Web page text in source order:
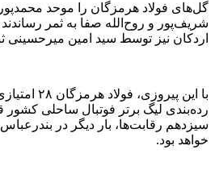
شریف‌پور و روح‌الله صفا به ثمر
اردکان نیز توسط سید امین میرحسینی
با این
رده‌بندی لیگ برتر فوتبال ساحلی کشور
سیزدهم رقابت‌ها، بار دیگر در
خواهد بود.